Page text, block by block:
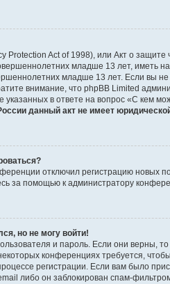
Protection Act of 1998), или Акт о
младше 13 лет, иметь
младше 13 лет. Если вы
внимание, что phpBB Limited
в ответе на вопрос «С кем
данный акт не имеет
отключил регистрацию новых
за помощью к администратору
но не могу войти!
и пароль. Если они верны,
конференциях требуется,
регистрации. Если вам было
либо он заблокирован спам-